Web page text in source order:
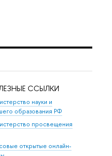
ССЫЛКИ
науки и
образования РФ
просвещения
открытые онлайн-